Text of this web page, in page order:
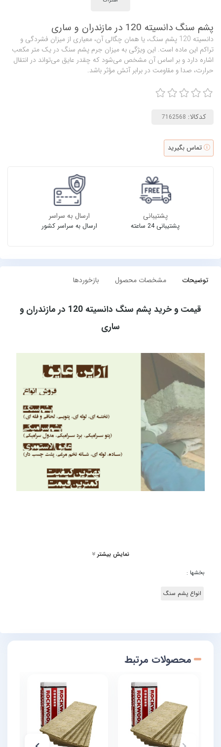
پشم سنگ دانسیته 120 در مازندران و ساری
دانسیته 120 پشم سنگ، یا همان چگالی آن، معیاری از میزان فشردگی و
تراکم این ماده است. این ویژگی به میزان جرم پشم سنگ در یک متر مکعب
اشاره دارد و بر اساس آن مشخص می‌شود که چقدر عایق می‌تواند در انتقال
حرارت، صدا و مقاومت در برابر آتش مؤثر باشد.
کدکالا:
تماس بگیرید
پشتیبانی
پشتیبانی 24 ساعته
ارسال به سراسر
ارسال به سراسر کشور
توضیحات مشخصات محصول بازخوردها
قیمت و خرید پشم سنگ دانسیته 120 در مازندران و
ساری
نمایش بیشتر
بخشها :
انواع پشم سنگ
محصولات مرتبط